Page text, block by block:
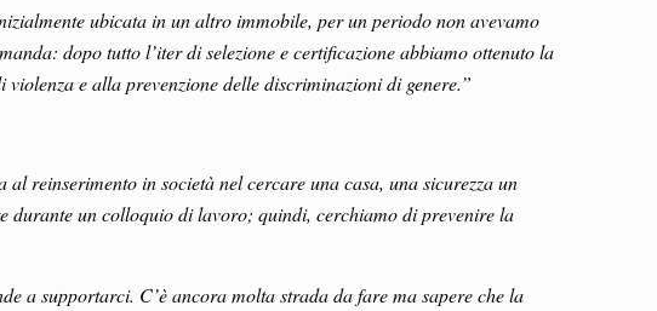
ubicata in un altro immobile, per un periodo non avevamo
dopo tutto l’iter di selezione e certificazione abbiamo ottenuto la
e alla prevenzione delle discriminazioni di genere.”
reinserimento in società nel cercare una casa, una sicurezza un
durante un colloquio di lavoro; quindi, cerchiamo di prevenire la
a supportarci. C’è ancora molta strada da fare ma sapere che la